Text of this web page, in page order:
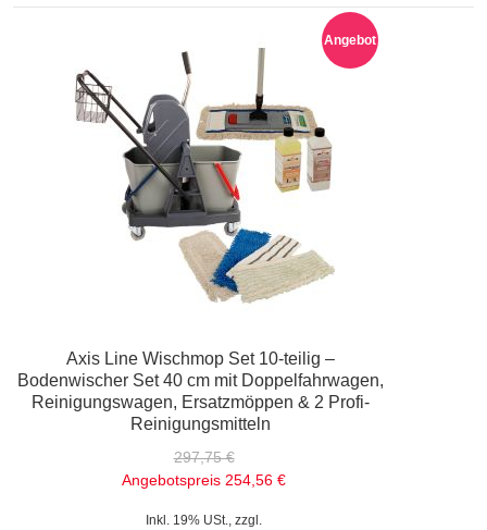
Angebot
Axis Line Wischmop Set 10-teilig –
Bodenwischer Set 40 cm mit Doppelfahrwagen,
Reinigungswagen, Ersatzmöppen & 2 Profi-
Reinigungsmitteln
297,75 €
Angebotspreis 254,56 €
Inkl. 19% USt., zzgl.